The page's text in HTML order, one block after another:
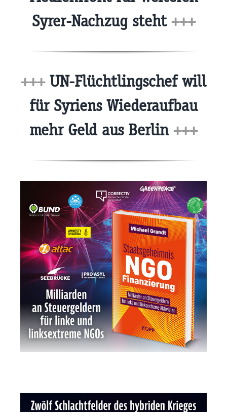
Syrer-Nachzug steht +++
+++UN-Flüchtlingschef will
für Syriens Wiederaufbau
mehr Geld aus Berlin +++